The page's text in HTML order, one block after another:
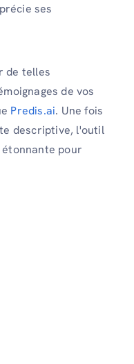
ses
de telles
de vos
Predis.ai. Une fois
descriptive, l'outil
pour